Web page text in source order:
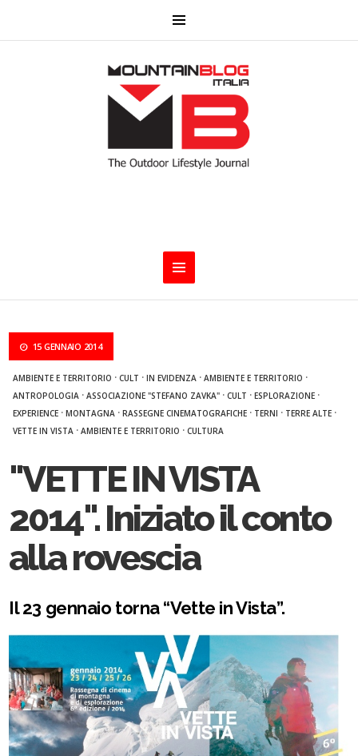
15 GENNAIO 2014
AMBIENTE E TERRITORIO ·CULT ·IN EVIDENZA ·AMBIENTE E TERRITORIO ·
ANTROPOLOGIA ·ASSOCIAZIONE "STEFANO ZAVKA" ·CULT ·ESPLORAZIONE ·
EXPERIENCE ·MONTAGNA ·RASSEGNE CINEMATOGRAFICHE · TERNI · TERRE ALTE ·
VETTE IN VISTA ·AMBIENTE E TERRITORIO ·CULTURA
"VETTE IN VISTA
2014". Iniziato il conto
alla rovescia
Il 23 gennaio torna “Vette in Vista”.